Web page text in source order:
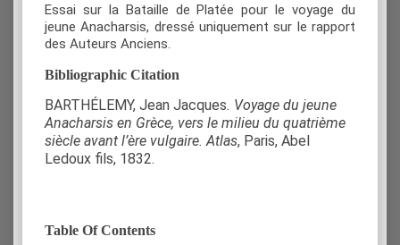
Essai sur la Bataille de Platée pour le voyage du
jeune Anacharsis, dressé uniquement sur le rapport
des Auteurs Anciens.
Bibliographic Citation
BARTHÉLEMY, Jean Jacques. Voyage du jeune
Anacharsis en Grèce, vers le milieu du quatrième
siècle avant l’ère vulgaire. Atlas, Paris, Abel
Ledoux fils, 1832.
Table Of Contents